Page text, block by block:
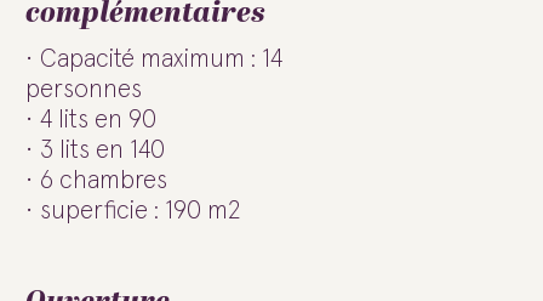
complémentaires
Capacité maximum : 14
personnes
4 lits en 90
3 lits en 140
6 chambres
superficie : 190 m2